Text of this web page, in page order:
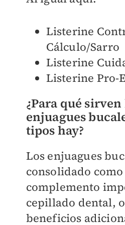
Listerine
Cálculo/Sarro
Listerine
Listerine Pro-
¿Para qué sirven
enjuagues
tipos hay?
Los enjuagues
consolidado
complemento
cepillado dental,
beneficios